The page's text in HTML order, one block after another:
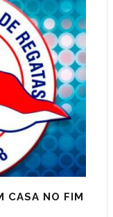
CASA NO FIM